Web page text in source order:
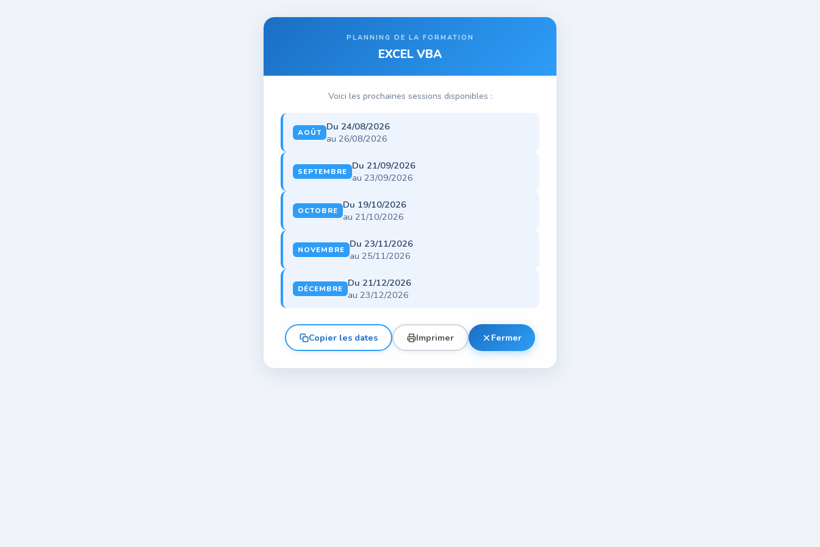
PLANNING DE LA FORMATION
EXCEL VBA
Voici les prochaines sessions disponibles :
AOÛT
Du 24/08/2026
au 26/08/2026
SEPTEMBRE
Du 21/09/2026
au 23/09/2026
OCTOBRE
Du 19/10/2026
au 21/10/2026
NOVEMBRE
Du 23/11/2026
au 25/11/2026
DÉCEMBRE
Du 21/12/2026
au 23/12/2026
Copier les dates Imprimer Fermer